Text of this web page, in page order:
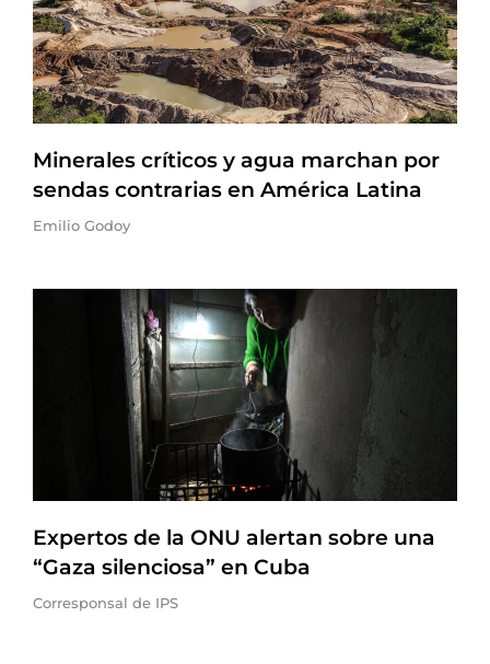
Minerales críticos y agua marchan por
sendas contrarias en América Latina
Emilio Godoy
Expertos de la ONU alertan sobre una
“Gaza silenciosa” en Cuba
Corresponsal de IPS